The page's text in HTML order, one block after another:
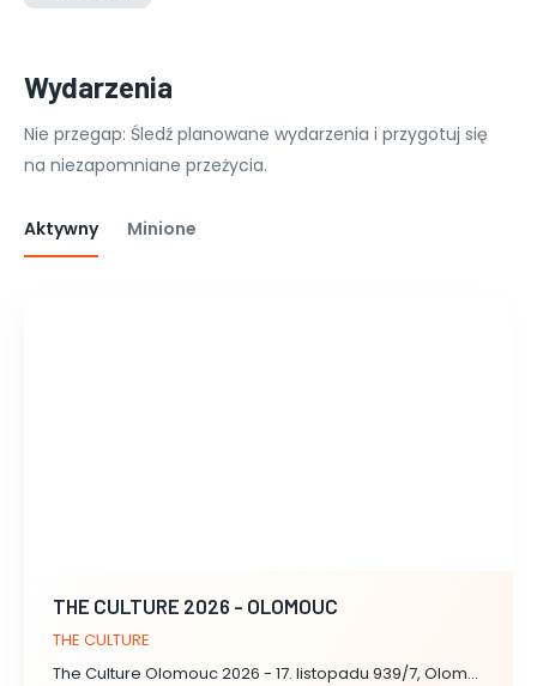
Wydarzenia
Nie przegap: Śledź planowane wydarzenia i przygotuj się
na niezapomniane przeżycia.
Aktywny Minione
THE CULTURE 2026 - OLOMOUC
THE CULTURE
The Culture Olomouc 2026 - 17. listopadu 939/7, Olomouc